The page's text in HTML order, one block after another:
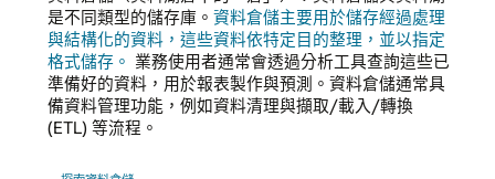
是不同類型的儲存庫。 資料倉儲主要用於儲存經過處理
與結構化的資料，這些資料依特定目的整理，並以指定
格式儲存。 業務使用者通常會透過分析工具查詢這些已
準備好的資料，用於報表製作與預測。資料倉儲通常具
備資料管理功能，例如資料清理與擷取/載入/轉換
(ETL) 等流程。